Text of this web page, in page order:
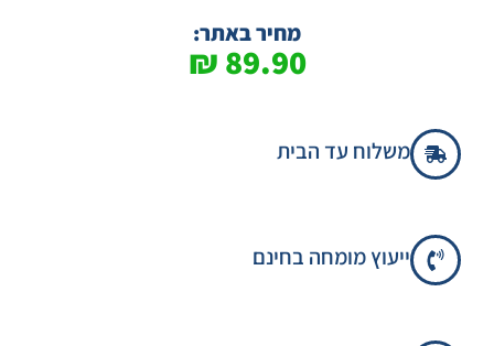
מחיר באתר:
89.90
₪
משלוח עד הבית
ייעוץ מומחה בחינם